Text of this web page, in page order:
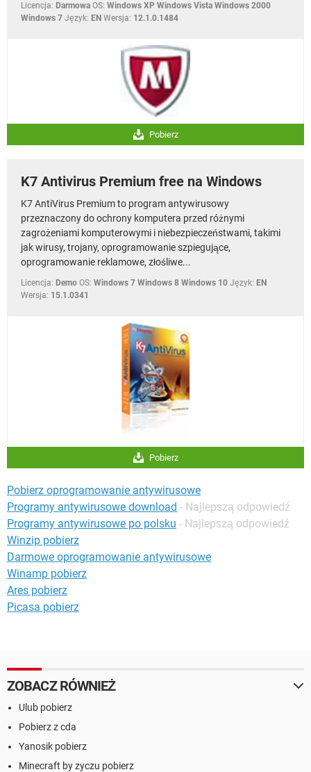
Licencja: Darmowa OS: Windows XP Windows Vista Windows 2000
Windows 7 Język: EN Wersja: 12.1.0.1484
Pobierz
K7 Antivirus Premium free na Windows
K7 AntiVirus Premium to program antywirusowy
przeznaczony do ochrony komputera przed różnymi
zagrożeniami komputerowymi i niebezpieczeństwami, takimi
jak wirusy, trojany, oprogramowanie szpiegujące,
oprogramowanie reklamowe, złośliwe...
Licencja: Demo OS: Windows 7 Windows 8 Windows 10 Język: EN
Wersja: 15.1.0341
Pobierz
Pobierz oprogramowanie antywirusowe
Programy antywirusowe download - Najlepszą odpowiedź
Programy antywirusowe po polsku - Najlepszą odpowiedź
Winzip pobierz
Darmowe oprogramowanie antywirusowe
Winamp pobierz
Ares pobierz
Picasa pobierz
ZOBACZ RÓWNIEŻ
Ulub pobierz
Pobierz z cda
Yanosik pobierz
Minecraft by zyczu pobierz